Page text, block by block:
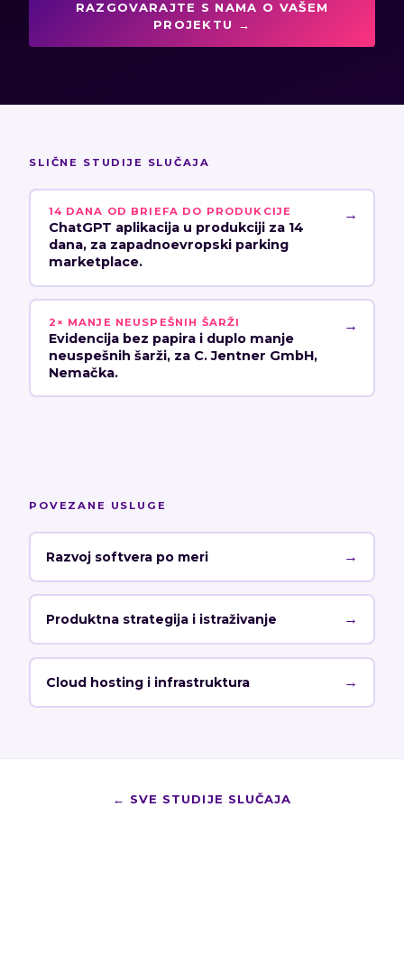
RAZGOVARAJTE S NAMA O VAŠEM
PROJEKTU →
SLIČNE STUDIJE SLUČAJA
14 DANA OD BRIEFA DO PRODUKCIJE
ChatGPT aplikacija u produkciji za 14
dana, za zapadnoevropski parking
marketplace.
→
2× MANJE NEUSPEŠNIH ŠARŽI
Evidencija bez papira i duplo manje
neuspešnih šarži, za C. Jentner GmbH,
Nemačka.
→
POVEZANE USLUGE
Razvoj softvera po meri →
Produktna strategija i istraživanje →
Cloud hosting i infrastruktura →
← SVE STUDIJE SLUČAJA